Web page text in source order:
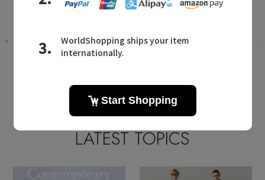
2024.09.17 UP
LATEST TOPICS